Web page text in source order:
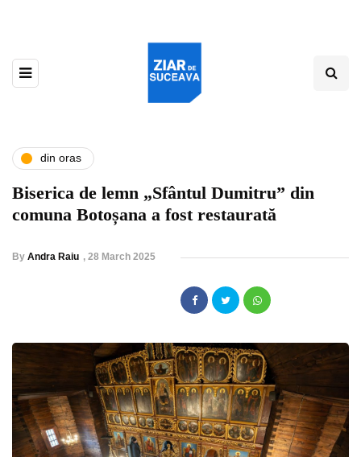
din oras
Biserica de lemn „Sfântul Dumitru” din
comuna Botoșana a fost restaurată
By Andra Raiu , 28 March 2025